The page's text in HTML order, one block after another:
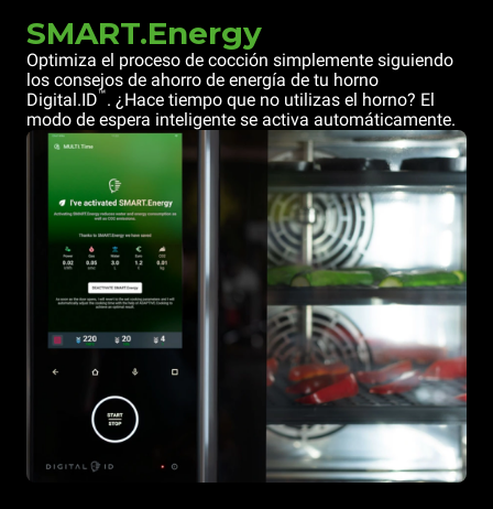
SMART.Energy
Optimiza el proceso de cocción simplemente siguiendo
los consejos de ahorro de energía de tu horno
Digital.ID™. ¿Hace tiempo que no utilizas el horno? El
modo de espera inteligente se activa automáticamente.